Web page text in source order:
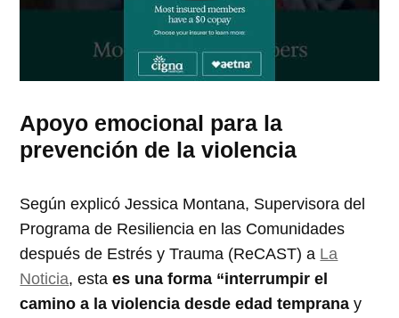
Apoyo emocional para la
prevención de la violencia
Según explicó Jessica Montana, Supervisora del
Programa de Resiliencia en las Comunidades
después de Estrés y Trauma (ReCAST) a La
Noticia, estaes una forma “interrumpir el
camino a la violencia desde edad temprana y